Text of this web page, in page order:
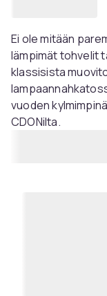
Ei ole mitään
lämpimät tohvelit
klassisista
vuoden
CDONilta.